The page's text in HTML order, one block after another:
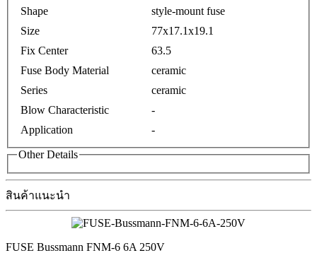
Shape
style-mount fuse
Size
77x17.1x19.1
Fix Center
63.5
Fuse Body Material
ceramic
Series
ceramic
Blow Characteristic
-
Application
-
Other Details
สินค้าแนะนำ
FUSE Bussmann FNM-6 6A 250V